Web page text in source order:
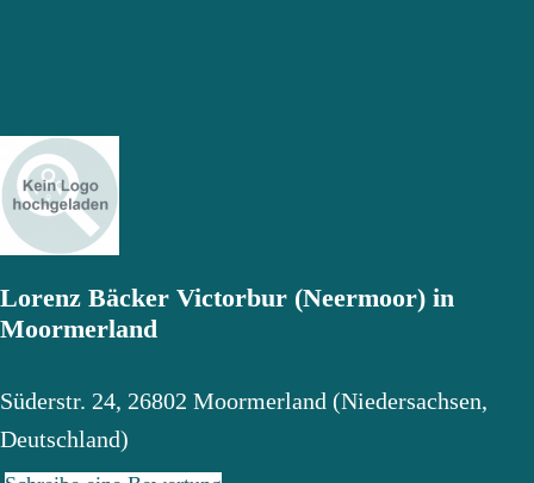
Lorenz Bäcker Victorbur (Neermoor) in
Moormerland
Süderstr. 24, 26802 Moormerland (Niedersachsen,
Deutschland)